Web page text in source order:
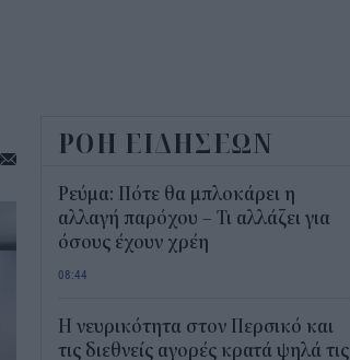
ΡΟΗ ΕΙΔΗΣΕΩΝ
Ρεύμα: Πότε θα μπλοκάρει η
αλλαγή παρόχου – Τι αλλάζει για
όσους έχουν χρέη
08:44
Η νευρικότητα στον Περσικό και
τις διεθνείς αγορές κρατά ψηλά τις